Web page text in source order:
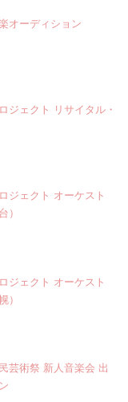
オーディション
ジェクト リサイタル・
ジェクト オーケスト
）
ジェクト オーケスト
）
芸術祭 新人音楽会 出